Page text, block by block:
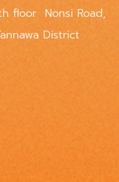
floor Nonsi Road,
District